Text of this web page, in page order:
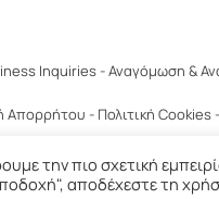
Inquiries -Αναγόμωση &
Απορρήτου - Πολιτική Cookies-
την πιο σχετική
αποδέχεστε τη